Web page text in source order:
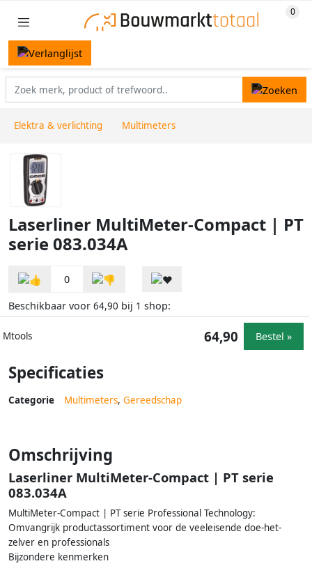
Elektra & verlichting Multimeters
Laserliner MultiMeter-Compact | PT
serie 083.034A
0
Beschikbaar voor 64,90 bij 1 shop:
Mtools 64,90 Bestel »
Specificaties
Categorie Multimeters, Gereedschap
Omschrijving
Laserliner MultiMeter-Compact | PT serie
083.034A
MultiMeter-Compact | PT serie Professional Technology:
Omvangrijk productassortiment voor de veeleisende doe-het-
zelver en professionals
Bijzondere kenmerken